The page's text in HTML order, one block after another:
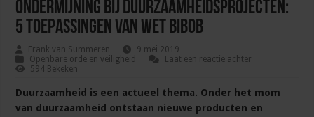
Ondermijning bij duurzaamheidsprojecten:
5 toepassingen van Wet Bibob
Frank van Summeren
9 mei 2019
Openbare orde en veiligheid
Laat een reactie achter
594 Bekeken
Duurzaamheid is een actueel thema. Onder het mom
van duurzaamheid ontstaan nieuwe producten en